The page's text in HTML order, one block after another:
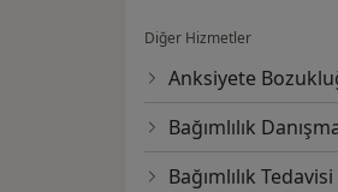
Diğer Hizmetler
Anksiyete
Bağımlılık
Bağımlılık Tedavisi